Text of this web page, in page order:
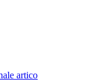
artico